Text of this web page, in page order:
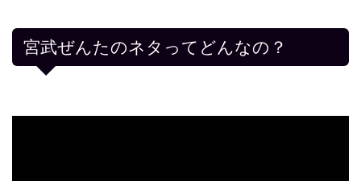
宮武ぜんたのネタってどんなの？